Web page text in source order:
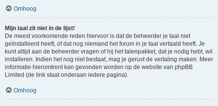
Omhoog
Mijn taal zit niet in de lijst!
De meest voorkomende reden hiervoor is dat de beheerder je taal niet
geïnstalleerd heeft, of dat nog niemand het forum in je taal vertaald heeft. Je
kunt altijd aan de beheerder vragen of hij het talenpakket, dat je nodig hebt, wil
installeren. Indien het nog niet bestaat, mag je gerust de vertaling maken. Meer
informatie hieromtrent kan gevonden worden op de website van phpBB
Limited (de link staat onderaan iedere pagina).
Omhoog